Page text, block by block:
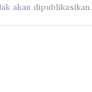
akan dipublikasikan.